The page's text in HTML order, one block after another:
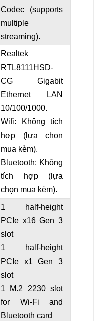
Codec (supports
multiple
streaming).
Realtek
RTL8111HSD-
CG Gigabit
Ethernet LAN
10/100/1000.
Wifi: Không tích
hợp (lựa chọn
mua kèm).
Bluetooth: Không
tích hợp (lựa
chọn mua kèm).
1 half-height
PCIe x16 Gen 3
slot
1 half-height
PCIe x1 Gen 3
slot
1 M.2 2230 slot
for Wi-Fi and
Bluetooth card